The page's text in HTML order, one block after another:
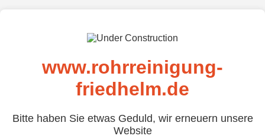
www.rohrreinigung-
friedhelm.de
Bitte haben Sie etwas Geduld, wir erneuern unsere
Website